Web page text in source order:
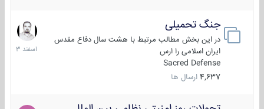
جنگ تحمیلی
در این بخش مطالب مرتبط با هشت سال دفاع مقدس
ایران اسلامی را ارس
Sacred Defense
4,637 ارسال ها
20
اسفند
1403